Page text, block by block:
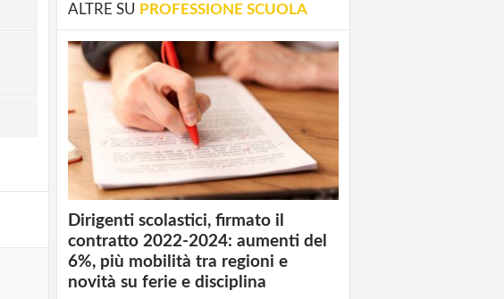
ALTRE SU PROFESSIONE SCUOLA
Dirigenti scolastici, firmato il
contratto 2022-2024: aumenti del
6%, più mobilità tra regioni e
novità su ferie e disciplina